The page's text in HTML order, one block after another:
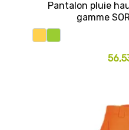
Pantalon pluie
gamme